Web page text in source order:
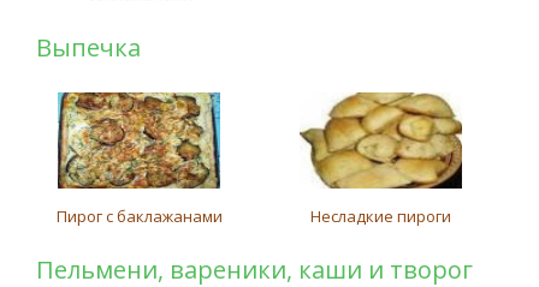
Выпечка
Пирог с баклажанами Несладкие пироги
Пельмени, вареники, каши и творог